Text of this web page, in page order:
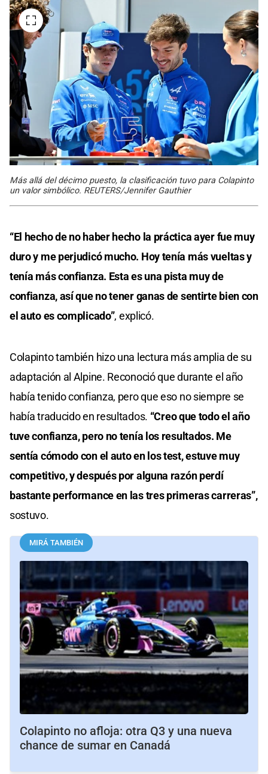
Más allá del décimo puesto, la clasificación tuvo para Colapinto
un valor simbólico. REUTERS/Jennifer Gauthier
“El hecho de no haber hecho la práctica ayer fue muy
duro y me perjudicó mucho. Hoy tenía más vueltas y
tenía más confianza. Esta es una pista muy de
confianza, así que no tener ganas de sentirte bien con
el auto es complicado”, explicó.
Colapinto también hizo una lectura más amplia de su
adaptación al Alpine. Reconoció que durante el año
había tenido confianza, pero que eso no siempre se
había traducido en resultados. “Creo que todo el año
tuve confianza, pero no tenía los resultados. Me
sentía cómodo con el auto en los test, estuve muy
competitivo, y después por alguna razón perdí
bastante performance en las tres primeras carreras”,
sostuvo.
MIRÁ TAMBIÉN
Colapinto no afloja: otra Q3 y una nueva
chance de sumar en Canadá